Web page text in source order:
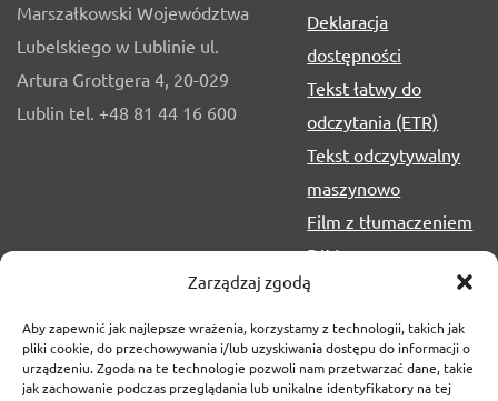
Zarządzaj zgodą
Aby zapewnić jak najlepsze wrażenia, korzystamy z technologii, takich jak
pliki cookie, do przechowywania i/lub uzyskiwania dostępu do informacji o
urządzeniu. Zgoda na te technologie pozwoli nam przetwarzać dane, takie
jak zachowanie podczas przeglądania lub unikalne identyfikatory na tej
Marszałkowski Województwa
Lubelskiego w Lublinie ul.
Artura Grottgera 4, 20-029
Lublin tel. +48 81 44 16 600
Deklaracja
dostępności
Tekst łatwy do
odczytania (ETR)
Tekst odczytywalny
maszynowo
Film z tłumaczeniem
PJM